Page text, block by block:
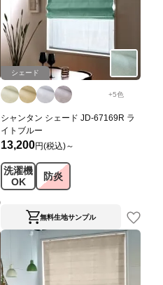
シェード
+5色
シャンタン シェード JD-67169R ラ
イトブルー
13,200円(税込)～
洗濯機
OK
防炎
無料生地サンプル